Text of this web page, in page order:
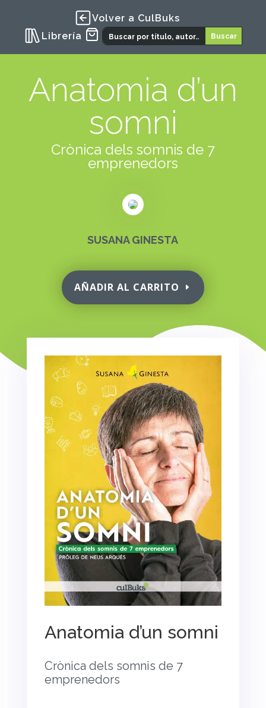
Volver a CulBuks
Librería
Anatomia d’un
somni
Crònica dels somnis de 7
emprenedors
SUSANA GINESTA
AÑADIR AL CARRITO
Anatomia d’un somni
Crònica dels somnis de 7
emprenedors